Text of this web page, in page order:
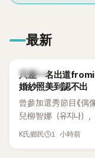
最新
K-POP
只差一名出道
婚紗照美到認不出
曾參加選秀節目《偶
兒柳智娜（유지나
照，親自宣布即將
K氏鄉民 1 小時前